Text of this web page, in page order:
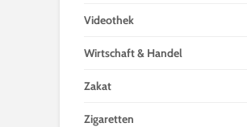
Videothek
Wirtschaft & Handel
Zakat
Zigaretten